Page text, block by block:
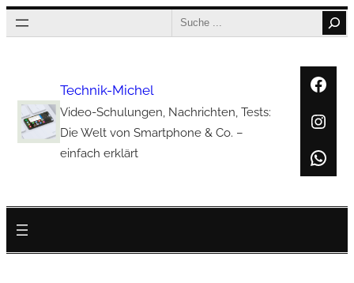
Zum
Inhalt
Search
Technik-Michel
Video-Schulungen, Nachrichten, Tests:
Die Welt von Smartphone & Co. –
einfach erklärt